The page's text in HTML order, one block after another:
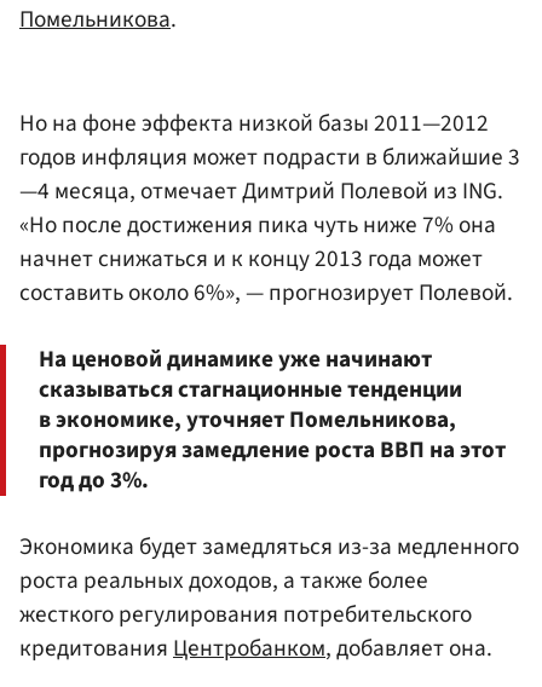
Помельникова.
Но на фоне эффекта низкой базы 2011—2012
годов инфляция может подрасти в ближайшие 3
—4 месяца, отмечает Димтрий Полевой из ING.
«Но после достижения пика чуть ниже 7% она
начнет снижаться и к концу 2013 года может
составить около 6%», — прогнозирует Полевой.
На ценовой динамике уже начинают
сказываться стагнационные тенденции
в экономике, уточняет Помельникова,
прогнозируя замедление роста ВВП на этот
год до 3%.
Экономика будет замедляться из-за медленного
роста реальных доходов, а также более
жесткого регулирования потребительского
кредитованияЦентробанком, добавляет она.